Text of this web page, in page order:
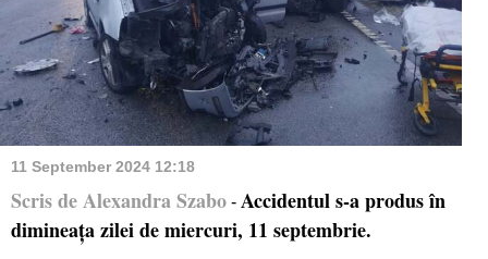
11 September 2024 12:18
Scris de Alexandra Szabo - Accidentul s-a produs în
dimineața zilei de miercuri, 11 septembrie.